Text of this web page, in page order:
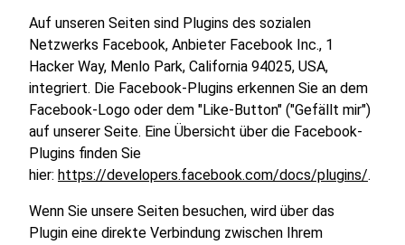
Auf unseren Seiten sind Plugins des sozialen
Netzwerks Facebook, Anbieter Facebook Inc., 1
Hacker Way, Menlo Park, California 94025, USA,
integriert. Die Facebook-Plugins erkennen Sie an dem
Facebook-Logo oder dem "Like-Button" ("Gefällt mir")
auf unserer Seite. Eine Übersicht über die Facebook-
Plugins finden Sie
hier: https://developers.facebook.com/docs/plugins/.
Wenn Sie unsere Seiten besuchen, wird über das
Plugin eine direkte Verbindung zwischen Ihrem